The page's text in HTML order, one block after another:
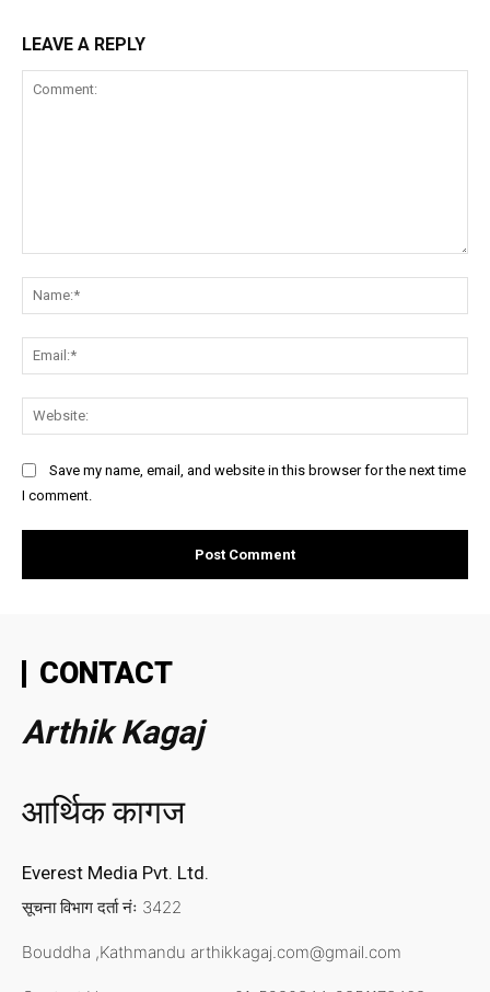
LEAVE A REPLY
Save my name, email, and website in this browser for the next time
I comment.
CONTACT
Arthik Kagaj
आर्थिक कागज
Everest Media Pvt. Ltd.
सूचना विभाग दर्ता नंः 3422
Bouddha ,Kathmandu arthikkagaj.com@gmail.com